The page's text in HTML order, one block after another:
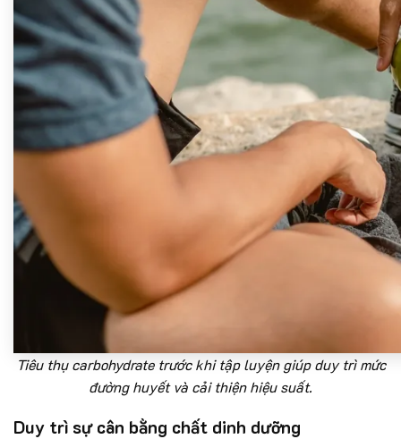
Tiêu thụ carbohydrate trước khi tập luyện giúp duy trì mức
đường huyết và cải thiện hiệu suất.
Duy trì sự cân bằng chất dinh dưỡng